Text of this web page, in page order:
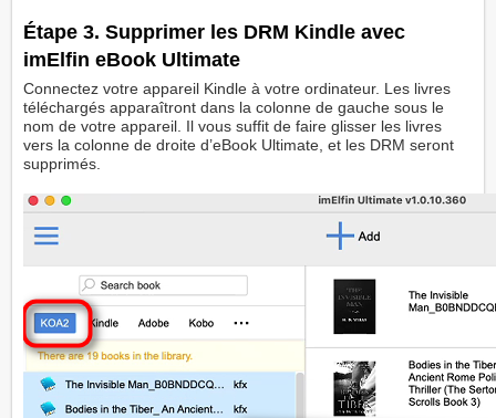
Étape 3. Supprimer les DRM Kindle avec
imElfin eBook Ultimate
Connectez votre appareil Kindle à votre ordinateur. Les livres
téléchargés apparaîtront dans la colonne de gauche sous le
nom de votre appareil. Il vous suffit de faire glisser les livres
vers la colonne de droite d’eBook Ultimate, et les DRM seront
supprimés.